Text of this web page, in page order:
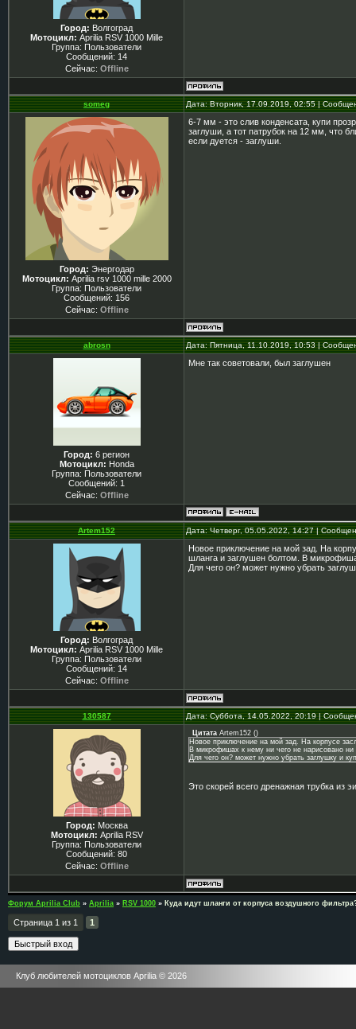
Город: Волгоград
Мотоцикл: Aprilia RSV 1000 Mille
Группа: Пользователи
Сообщений: 14
Сейчас: Offline
someg Дата: Вторник, 17.09.2019, 02:55 |
Город: Энергодар
Мотоцикл: Aprilia rsv 1000 mille 2000
Группа: Пользователи
Сообщений: 156
Сейчас: Offline
6-7 мм - это слив конденсата, купи
заглуши, а тот патрубок на 12 мм, что
если дуется - заглуши.
abrosn Дата: Пятница, 11.10.2019, 10:53 |
Город: 6 регион
Мотоцикл: Honda
Группа: Пользователи
Сообщений: 1
Сейчас: Offline
Мне так советовали, был заглушен
Artem152 Дата: Четверг, 05.05.2022, 14:27 |
Город: Волгоград
Мотоцикл: Aprilia RSV 1000 Mille
Группа: Пользователи
Сообщений: 14
Сейчас: Offline
Новое приключение на мой зад. На
шланга и заглушен болтом. В
Для чего он? может нужно убрать
130587 Дата: Суббота, 14.05.2022, 20:19 |
Город: Москва
Мотоцикл: Aprilia RSV
Группа: Пользователи
Сообщений: 80
Сейчас: Offline
Цитата Artem152 ()
Новое приключение на мой зад. На корпусе
В микрофишах к нему ни чего не нарисовано ни
Для чего он? может нужно убрать заглушку и
Это скорей всего дренажная трубка из
Форум Aprilia Club » Aprilia » RSV 1000 » Куда идут шланги от корпуса воздушного
Страница 1 из 1 1
Клуб любителей мотоциклов Aprilia © 2026